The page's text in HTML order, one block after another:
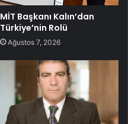
MİT Başkanı Kalın’dan
Türkiye’nin Rolü
Ağustos 7, 2026